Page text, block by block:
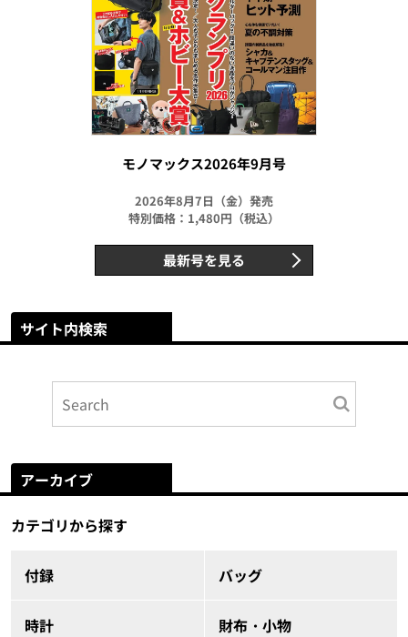
モノマックス2026年9月号
2026年8月7日（金）発売
特別価格：1,480円（税込）
最新号を見る
サイト内検索
アーカイブ
カテゴリから探す
付録 バッグ
時計 財布・小物